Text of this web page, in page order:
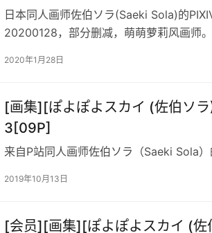
日本同人画师佐伯ソラ(Saeki Sola)的
20200128，部分删减，萌萌萝莉风画师。
2020年1月28日
[画集][ぽよぽよスカイ (佐伯ソ
3[09P]
来自P站同人画师佐伯ソラ（Saeki Sola）
2019年10月13日
[会员][画集][ぽよぽよスカイ (佐